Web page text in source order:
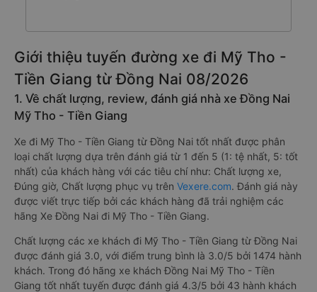
Giới thiệu tuyến đường xe đi Mỹ Tho -
Tiền Giang từ Đồng Nai 08/2026
1. Về chất lượng, review, đánh giá nhà xe Đồng Nai
Mỹ Tho - Tiền Giang
Xe đi Mỹ Tho - Tiền Giang từ Đồng Nai tốt nhất được phân
loại chất lượng dựa trên đánh giá từ 1 đến 5 (1: tệ nhất, 5: tốt
nhất) của khách hàng với các tiêu chí như: Chất lượng xe,
Đúng giờ, Chất lượng phục vụ trên Vexere.com. Đánh giá này
được viết trực tiếp bởi các khách hàng đã trải nghiệm các
hãng Xe Đồng Nai đi Mỹ Tho - Tiền Giang.
Chất lượng các xe khách đi Mỹ Tho - Tiền Giang từ Đồng Nai
được đánh giá 3.0, với điểm trung bình là 3.0/5 bởi 1474 hành
khách. Trong đó hãng xe khách Đồng Nai Mỹ Tho - Tiền
Giang tốt nhất tuyến được đánh giá 4.3/5 bởi 43 hành khách